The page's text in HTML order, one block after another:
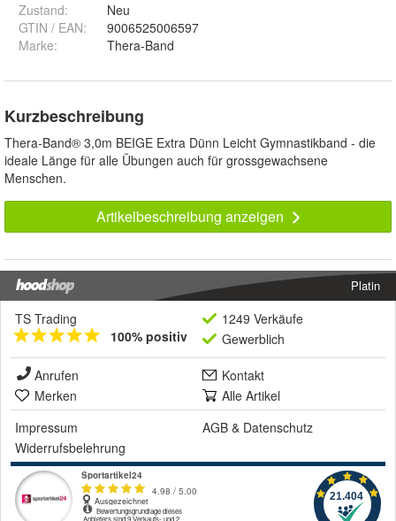
Zustand:
Neu
GTIN / EAN:
9006525006597
Marke:
Thera-Band
Kurzbeschreibung
Thera-Band® 3,0m BEIGE Extra Dünn Leicht Gymnastikband - die
ideale Länge für alle Übungen auch für grossgewachsene
Menschen.
Artikelbeschreibung anzeigen
Platin
TS Trading
100% positiv
1249 Verkäufe
Gewerblich
Anrufen
Kontakt
Merken
Alle Artikel
Impressum
AGB & Datenschutz
Widerrufsbelehrung